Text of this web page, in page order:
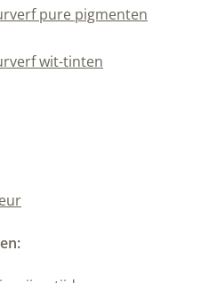
pure pigmenten
wit-tinten